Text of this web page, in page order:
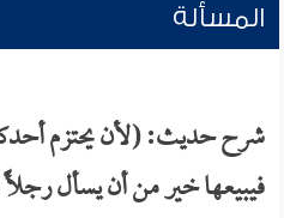
المسألة
شرح حديث: (لأن يحتزم
فيبيعها خير من أن يسأل